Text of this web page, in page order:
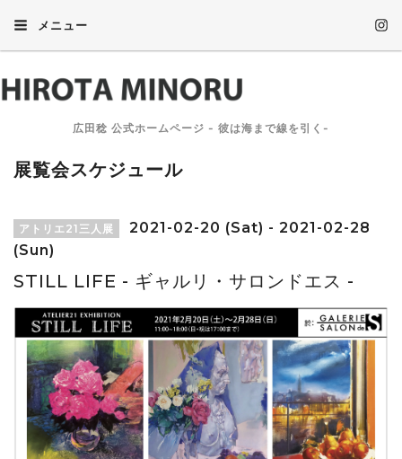
メニュー
広田稔 公式ホームページ - 彼は海まで線を引く-
展覧会スケジュール
アトリエ21三人展
2021-02-20 (Sat) - 2021-02-28
(Sun)
STILL LIFE - ギャルリ・サロンドエス -